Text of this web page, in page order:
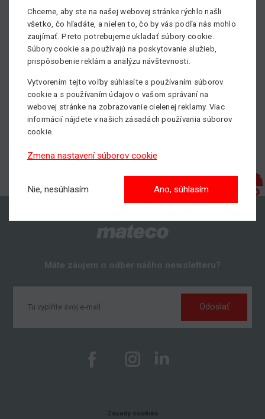
Pohon
Diesel
Máte záujem o odber nášho newsletteru?
Odoslať
Zásady cookies
Chceme, aby ste na našej webovej stránke rýchlo našli
všetko, čo hľadáte, a nielen to, čo by vás podľa nás mohlo
zaujímať. Preto potrebujeme ukladať súbory cookie.
Súbory cookie sa používajú na poskytovanie služieb,
prispôsobenie reklám a analýzu návštevnosti.
Vytvorením tejto voľby súhlasíte s používaním súborov
cookie a s používaním údajov o vašom správaní na
webovej stránke na zobrazovanie cielenej reklamy. Viac
informácií nájdete v našich zásadách používania súborov
cookie.
Zmena nastavení súborov cookie
Nie, nesúhlasím Ano, súhlasím